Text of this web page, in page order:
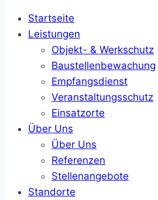
Startseite
Leistungen
Objekt- & Werkschutz
Baustellenbewachung
Empfangsdienst
Veranstaltungsschutz
Einsatzorte
Über Uns
Über Uns
Referenzen
Stellenangebote
Standorte